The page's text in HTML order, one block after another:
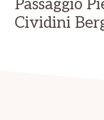
Passaggio
Cividini